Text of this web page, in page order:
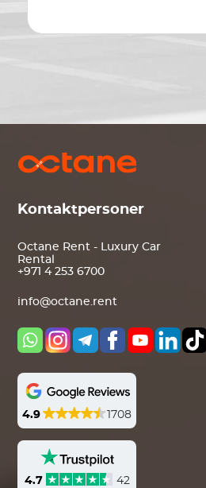
Kontaktpersoner
Octane Rent - Luxury Car
Rental
+971 4 253 6700
info@octane.rent
4.9 1708
4.7 42